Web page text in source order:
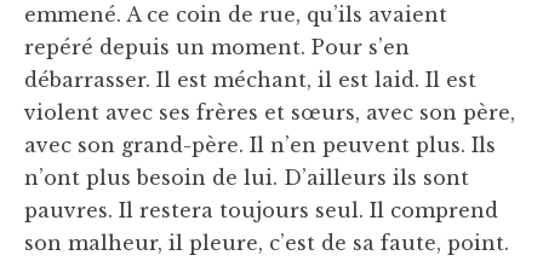
emmené. A ce coin de rue, qu’ils avaient
repéré depuis un moment. Pour s’en
débarrasser. Il est méchant, il est laid. Il est
violent avec ses frères et sœurs, avec son père,
avec son grand-père. Il n’en peuvent plus. Ils
n’ont plus besoin de lui. D’ailleurs ils sont
pauvres. Il restera toujours seul. Il comprend
son malheur, il pleure, c’est de sa faute, point.